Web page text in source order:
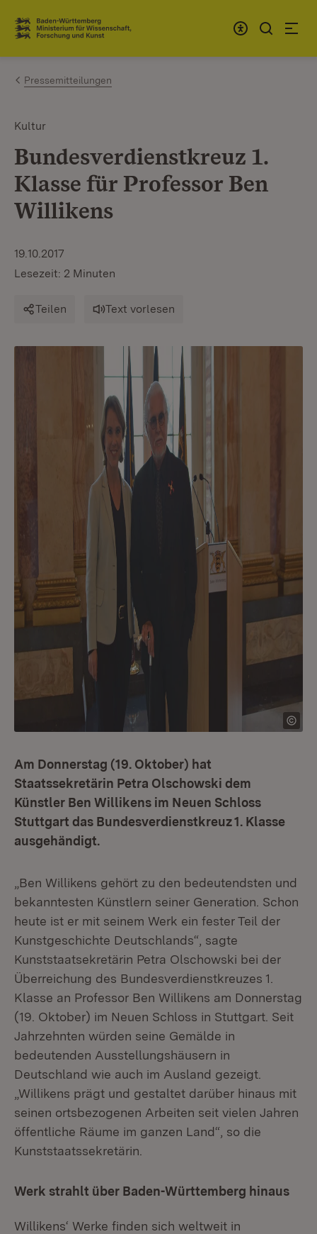
Zum Inhalt springen
Link zur Startseite
Pressemitteilungen
Kultur
Bundesverdienstkreuz 1.
Klasse für Professor Ben
Willikens
19.10.2017
Lesezeit: 2 Minuten
Teilen Text vorlesen
Am Donnerstag (19. Oktober) hat
Staatssekretärin Petra Olschowski dem
Künstler Ben Willikens im Neuen Schloss
Stuttgart das Bundesverdienstkreuz 1. Klasse
ausgehändigt.
„Ben Willikens gehört zu den bedeutendsten und
bekanntesten Künstlern seiner Generation. Schon
heute ist er mit seinem Werk ein fester Teil der
Kunstgeschichte Deutschlands“, sagte
Kunststaatsekretärin Petra Olschowski bei der
Überreichung des Bundesverdienstkreuzes 1.
Klasse an Professor Ben Willikens am Donnerstag
(19. Oktober) im Neuen Schloss in Stuttgart. Seit
Jahrzehnten würden seine Gemälde in
bedeutenden Ausstellungshäusern in
Deutschland wie auch im Ausland gezeigt.
„Willikens prägt und gestaltet darüber hinaus mit
seinen ortsbezogenen Arbeiten seit vielen Jahren
öffentliche Räume im ganzen Land“, so die
Kunststaatssekretärin.
Werk strahlt über Baden-Württemberg hinaus
Willikens‘ Werke finden sich weltweit in